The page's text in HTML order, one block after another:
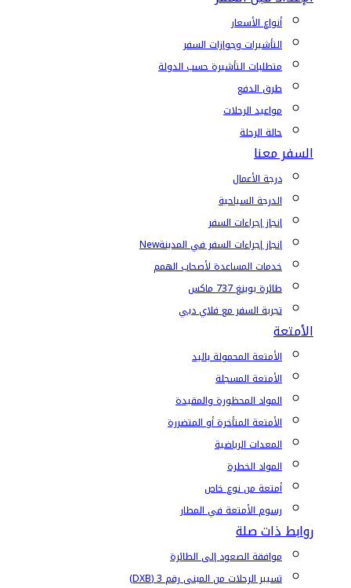
أنواع الأسعار
التأشيرات وجوازات السفر
متطلبات التأشيرة حسب الدولة
طرق الدفع
مواعيد الرحلات
حالة الرحلة
السفر معنا
درجة الأعمال
الدرجة السياحية
إنجاز إجراءات السفر
إنجاز إجراءات السفر في المدينةNew
خدمات المساعدة لأصحاب الهمم
طائرة بوينغ 737 ماكس
تجربة السفر مع فلاي دبي
الأمتعة
الأمتعة المحمولة باليد
الأمتعة المسجلة
المواد المحظورة والمقيدة
الأمتعة المتأخرة أو المتضررة
المعدات الرياضية
المواد الخطرة
أمتعة من نوع خاص
رسوم الأمتعة في المطار
روابط ذات صلة
موافقة الصعود إلى الطائرة
تسيير الرحلات من المبنى رقم 3 (DXB)